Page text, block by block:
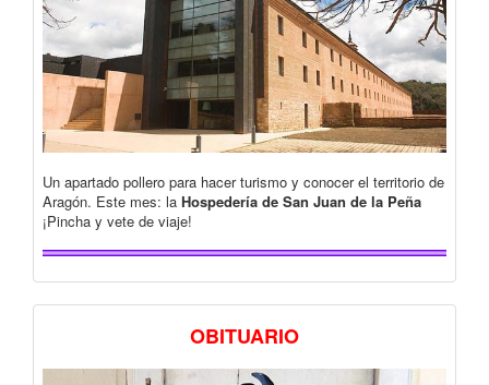
Un apartado pollero para hacer turismo y conocer el territorio de
Aragón. Este mes: la Hospedería de San Juan de la Peña
¡Pincha y vete de viaje!
OBITUARIO